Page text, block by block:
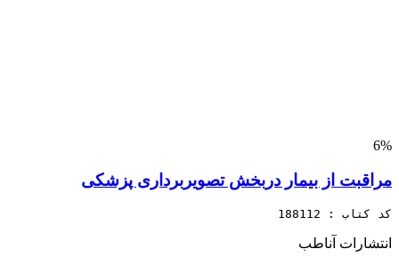
6%
مراقبت از بیمار دربخش تصویربرداری پزشکی
کد کتاب : 188112
انتشارات آناطب